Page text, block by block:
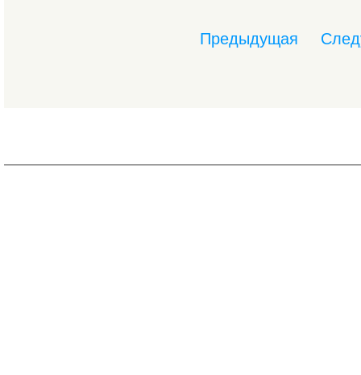
Предыдущая